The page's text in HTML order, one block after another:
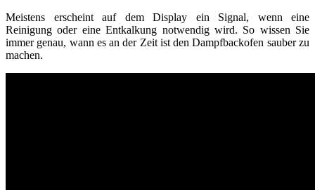
Meistens erscheint auf dem Display ein Signal, wenn eine
Reinigung oder eine Entkalkung notwendig wird. So wissen Sie
immer genau, wann es an der Zeit ist den Dampfbackofen sauber zu
machen.